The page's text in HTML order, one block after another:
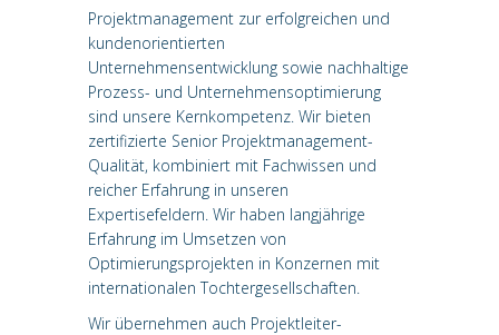
Projektmanagement zur erfolgreichen und
kundenorientierten
Unternehmensentwicklung sowie nachhaltige
Prozess- und Unternehmensoptimierung
sind unsere Kernkompetenz. Wir bieten
zertifizierte Senior Projektmanagement-
Qualität, kombiniert mit Fachwissen und
reicher Erfahrung in unseren
Expertisefeldern. Wir haben langjährige
Erfahrung im Umsetzen von
Optimierungsprojekten in Konzernen mit
internationalen Tochtergesellschaften.
Wir übernehmen auch Projektleiter-